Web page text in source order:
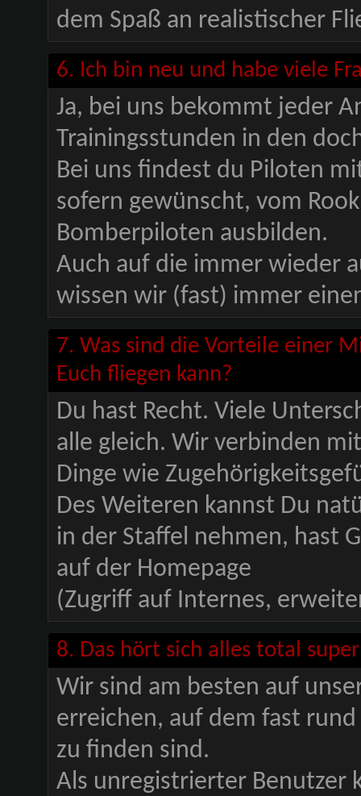
dem Spaß an realistischer
6. Ich bin neu und habe viele
Ja, bei uns bekommt jeder
Trainingsstunden in den
Bei uns findest du Piloten
sofern gewünscht, vom
Bomberpiloten ausbilden.
Auch auf die immer wieder
wissen wir (fast) immer
7. Was sind die Vorteile einer
Euch fliegen kann?
Du hast Recht. Viele
alle gleich. Wir verbinden
Dinge wie
Des Weiteren kannst Du
in der Staffel nehmen, hast
auf der Homepage
(Zugriff auf Internes,
8. Das hört sich alles total
Wir sind am besten auf
erreichen, auf dem fast
zu finden sind.
Als unregistrierter Benutzer